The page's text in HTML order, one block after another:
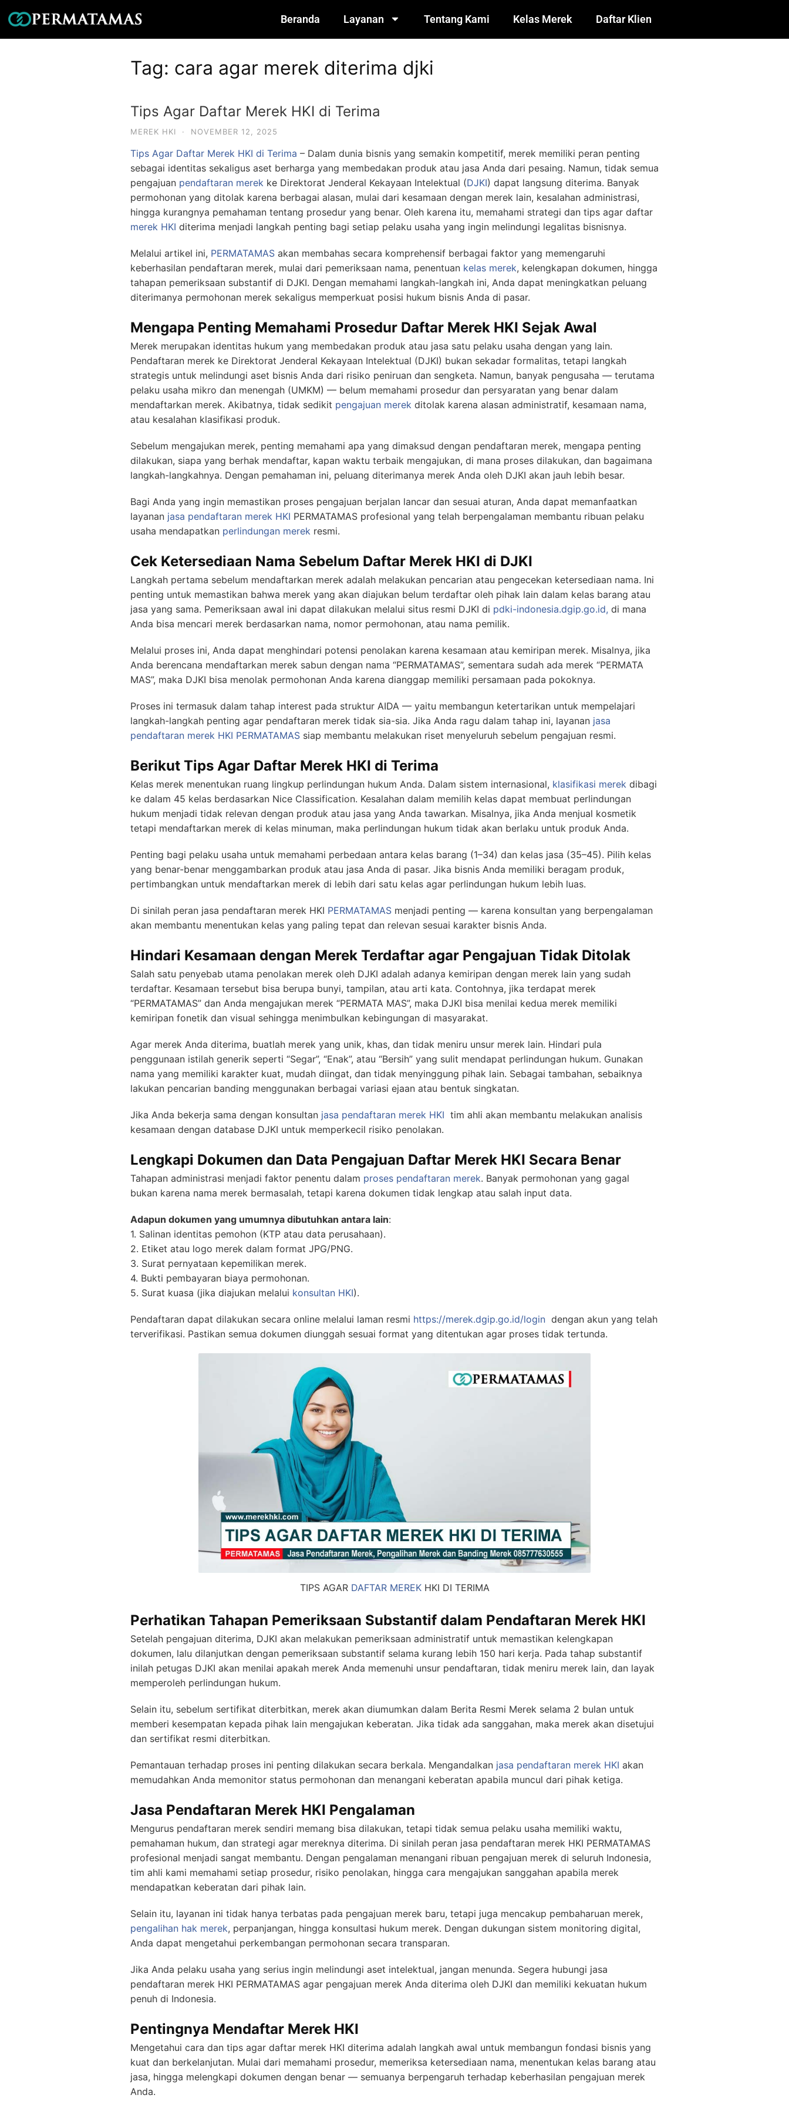
Beranda Layanan Tentang Kami Kelas Merek Daftar Klien
Tag: cara agar merek diterima djki
Tips Agar Daftar Merek HKI di Terima
MEREK HKI · NOVEMBER 12, 2025
Tips Agar Daftar Merek HKI di Terima – Dalam dunia bisnis yang semakin kompetitif, merek memiliki peran penting
sebagai identitas sekaligus aset berharga yang membedakan produk atau jasa Anda dari pesaing. Namun, tidak semua
pengajuan pendaftaran merek ke Direktorat Jenderal Kekayaan Intelektual (DJKI) dapat langsung diterima. Banyak
permohonan yang ditolak karena berbagai alasan, mulai dari kesamaan dengan merek lain, kesalahan administrasi,
hingga kurangnya pemahaman tentang prosedur yang benar. Oleh karena itu, memahami strategi dan tips agar daftar
merek HKI diterima menjadi langkah penting bagi setiap pelaku usaha yang ingin melindungi legalitas bisnisnya.
Melalui artikel ini, PERMATAMAS akan membahas secara komprehensif berbagai faktor yang memengaruhi
keberhasilan pendaftaran merek, mulai dari pemeriksaan nama, penentuan kelas merek, kelengkapan dokumen, hingga
tahapan pemeriksaan substantif di DJKI. Dengan memahami langkah-langkah ini, Anda dapat meningkatkan peluang
diterimanya permohonan merek sekaligus memperkuat posisi hukum bisnis Anda di pasar.
Mengapa Penting Memahami Prosedur Daftar Merek HKI Sejak Awal
Merek merupakan identitas hukum yang membedakan produk atau jasa satu pelaku usaha dengan yang lain.
Pendaftaran merek ke Direktorat Jenderal Kekayaan Intelektual (DJKI) bukan sekadar formalitas, tetapi langkah
strategis untuk melindungi aset bisnis Anda dari risiko peniruan dan sengketa. Namun, banyak pengusaha — terutama
pelaku usaha mikro dan menengah (UMKM) — belum memahami prosedur dan persyaratan yang benar dalam
mendaftarkan merek. Akibatnya, tidak sedikit pengajuan merek ditolak karena alasan administratif, kesamaan nama,
atau kesalahan klasifikasi produk.
Sebelum mengajukan merek, penting memahami apa yang dimaksud dengan pendaftaran merek, mengapa penting
dilakukan, siapa yang berhak mendaftar, kapan waktu terbaik mengajukan, di mana proses dilakukan, dan bagaimana
langkah-langkahnya. Dengan pemahaman ini, peluang diterimanya merek Anda oleh DJKI akan jauh lebih besar.
Bagi Anda yang ingin memastikan proses pengajuan berjalan lancar dan sesuai aturan, Anda dapat memanfaatkan
layanan jasa pendaftaran merek HKI PERMATAMAS profesional yang telah berpengalaman membantu ribuan pelaku
usaha mendapatkan perlindungan merek resmi.
Cek Ketersediaan Nama Sebelum Daftar Merek HKI di DJKI
Langkah pertama sebelum mendaftarkan merek adalah melakukan pencarian atau pengecekan ketersediaan nama. Ini
penting untuk memastikan bahwa merek yang akan diajukan belum terdaftar oleh pihak lain dalam kelas barang atau
jasa yang sama. Pemeriksaan awal ini dapat dilakukan melalui situs resmi DJKI di pdki-indonesia.dgip.go.id, di mana
Anda bisa mencari merek berdasarkan nama, nomor permohonan, atau nama pemilik.
Melalui proses ini, Anda dapat menghindari potensi penolakan karena kesamaan atau kemiripan merek. Misalnya, jika
Anda berencana mendaftarkan merek sabun dengan nama “PERMATAMAS”, sementara sudah ada merek “PERMATA
MAS”, maka DJKI bisa menolak permohonan Anda karena dianggap memiliki persamaan pada pokoknya.
Proses ini termasuk dalam tahap interest pada struktur AIDA — yaitu membangun ketertarikan untuk mempelajari
langkah-langkah penting agar pendaftaran merek tidak sia-sia. Jika Anda ragu dalam tahap ini, layanan jasa
pendaftaran merek HKI PERMATAMAS siap membantu melakukan riset menyeluruh sebelum pengajuan resmi.
Berikut Tips Agar Daftar Merek HKI di Terima
Kelas merek menentukan ruang lingkup perlindungan hukum Anda. Dalam sistem internasional, klasifikasi merek dibagi
ke dalam 45 kelas berdasarkan Nice Classification. Kesalahan dalam memilih kelas dapat membuat perlindungan
hukum menjadi tidak relevan dengan produk atau jasa yang Anda tawarkan. Misalnya, jika Anda menjual kosmetik
tetapi mendaftarkan merek di kelas minuman, maka perlindungan hukum tidak akan berlaku untuk produk Anda.
Penting bagi pelaku usaha untuk memahami perbedaan antara kelas barang (1–34) dan kelas jasa (35–45). Pilih kelas
yang benar-benar menggambarkan produk atau jasa Anda di pasar. Jika bisnis Anda memiliki beragam produk,
pertimbangkan untuk mendaftarkan merek di lebih dari satu kelas agar perlindungan hukum lebih luas.
Di sinilah peran jasa pendaftaran merek HKI PERMATAMAS menjadi penting — karena konsultan yang berpengalaman
akan membantu menentukan kelas yang paling tepat dan relevan sesuai karakter bisnis Anda.
Hindari Kesamaan dengan Merek Terdaftar agar Pengajuan Tidak Ditolak
Salah satu penyebab utama penolakan merek oleh DJKI adalah adanya kemiripan dengan merek lain yang sudah
terdaftar. Kesamaan tersebut bisa berupa bunyi, tampilan, atau arti kata. Contohnya, jika terdapat merek
“PERMATAMAS” dan Anda mengajukan merek “PERMATA MAS”, maka DJKI bisa menilai kedua merek memiliki
kemiripan fonetik dan visual sehingga menimbulkan kebingungan di masyarakat.
Agar merek Anda diterima, buatlah merek yang unik, khas, dan tidak meniru unsur merek lain. Hindari pula
penggunaan istilah generik seperti “Segar”, “Enak”, atau “Bersih” yang sulit mendapat perlindungan hukum. Gunakan
nama yang memiliki karakter kuat, mudah diingat, dan tidak menyinggung pihak lain. Sebagai tambahan, sebaiknya
lakukan pencarian banding menggunakan berbagai variasi ejaan atau bentuk singkatan.
Jika Anda bekerja sama dengan konsultan jasa pendaftaran merek HKI tim ahli akan membantu melakukan analisis
kesamaan dengan database DJKI untuk memperkecil risiko penolakan.
Lengkapi Dokumen dan Data Pengajuan Daftar Merek HKI Secara Benar
Tahapan administrasi menjadi faktor penentu dalam proses pendaftaran merek. Banyak permohonan yang gagal
bukan karena nama merek bermasalah, tetapi karena dokumen tidak lengkap atau salah input data.
Adapun dokumen yang umumnya dibutuhkan antara lain:
1. Salinan identitas pemohon (KTP atau data perusahaan).
2. Etiket atau logo merek dalam format JPG/PNG.
3. Surat pernyataan kepemilikan merek.
4. Bukti pembayaran biaya permohonan.
5. Surat kuasa (jika diajukan melalui konsultan HKI).
Pendaftaran dapat dilakukan secara online melalui laman resmi https://merek.dgip.go.id/login dengan akun yang telah
terverifikasi. Pastikan semua dokumen diunggah sesuai format yang ditentukan agar proses tidak tertunda.
TIPS AGAR DAFTAR MEREKHKI DI TERIMA
Perhatikan Tahapan Pemeriksaan Substantif dalam Pendaftaran Merek HKI
Setelah pengajuan diterima, DJKI akan melakukan pemeriksaan administratif untuk memastikan kelengkapan
dokumen, lalu dilanjutkan dengan pemeriksaan substantif selama kurang lebih 150 hari kerja. Pada tahap substantif
inilah petugas DJKI akan menilai apakah merek Anda memenuhi unsur pendaftaran, tidak meniru merek lain, dan layak
memperoleh perlindungan hukum.
Selain itu, sebelum sertifikat diterbitkan, merek akan diumumkan dalam Berita Resmi Merek selama 2 bulan untuk
memberi kesempatan kepada pihak lain mengajukan keberatan. Jika tidak ada sanggahan, maka merek akan disetujui
dan sertifikat resmi diterbitkan.
Pemantauan terhadap proses ini penting dilakukan secara berkala. Mengandalkan jasa pendaftaran merek HKI akan
memudahkan Anda memonitor status permohonan dan menangani keberatan apabila muncul dari pihak ketiga.
Jasa Pendaftaran Merek HKI Pengalaman
Mengurus pendaftaran merek sendiri memang bisa dilakukan, tetapi tidak semua pelaku usaha memiliki waktu,
pemahaman hukum, dan strategi agar mereknya diterima. Di sinilah peran jasa pendaftaran merek HKI PERMATAMAS
profesional menjadi sangat membantu. Dengan pengalaman menangani ribuan pengajuan merek di seluruh Indonesia,
tim ahli kami memahami setiap prosedur, risiko penolakan, hingga cara mengajukan sanggahan apabila merek
mendapatkan keberatan dari pihak lain.
Selain itu, layanan ini tidak hanya terbatas pada pengajuan merek baru, tetapi juga mencakup pembaharuan merek,
pengalihan hak merek, perpanjangan, hingga konsultasi hukum merek. Dengan dukungan sistem monitoring digital,
Anda dapat mengetahui perkembangan permohonan secara transparan.
Jika Anda pelaku usaha yang serius ingin melindungi aset intelektual, jangan menunda. Segera hubungi jasa
pendaftaran merek HKI PERMATAMAS agar pengajuan merek Anda diterima oleh DJKI dan memiliki kekuatan hukum
penuh di Indonesia.
Pentingnya Mendaftar Merek HKI
Mengetahui cara dan tips agar daftar merek HKI diterima adalah langkah awal untuk membangun fondasi bisnis yang
kuat dan berkelanjutan. Mulai dari memahami prosedur, memeriksa ketersediaan nama, menentukan kelas barang atau
jasa, hingga melengkapi dokumen dengan benar — semuanya berpengaruh terhadap keberhasilan pengajuan merek
Anda.